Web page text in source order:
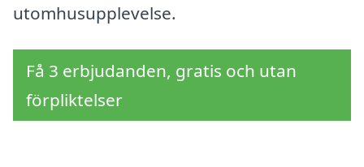
utomhusupplevelse.
Få 3 erbjudanden, gratis och utan
förpliktelser